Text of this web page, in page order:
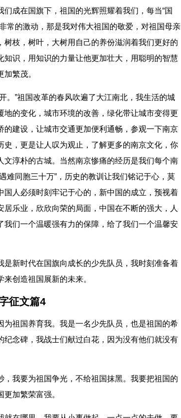
成在国旗下，祖国的光辉照耀着我们，每当“国
常的激动，那是我对伟大祖国的敬爱，对祖国母亲
枝，树叶，大树用自己的养份滋润着我们更好的
知识，用知识的力量让他更加壮大，用聪明的智慧
繁茂。
。”祖国改革的春风吹遍了大江南北，我生活的城
的变化，城市环境的改善，绿化带让城市变得更
的建设，让城市交通更加便利通畅，参观一下南京
史，更是让人叹为观止，了解更多的南京文化，你
淳朴的古城。当然南京惨痛的经历是我们每个南
同胞三十万”，历史的教训让我们铭记于心，莫
人必须时刻牢记于心的，新中国的成立，预视着
乐业，欣欣向荣的局面，中国在不断的强大，人
我们一个温暖强有力的保障，给了我们一个温馨安
是新时代在国旗向成长的少先队员，我时刻准备着
创造祖国展新的未来。
征文篇4
为祖国养育我。我是一名少先队员，也是祖国的希
念碑，我战士们献过白花，因为没有他们就没有
，我要为祖国争光，不给祖国抹黑。我要把祖国的
加繁荣富强。